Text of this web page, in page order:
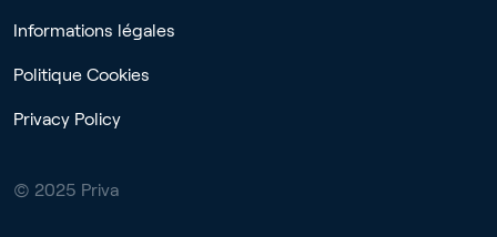
© 2025 Priva
Informations légales
Politique Cookies
Privacy Policy